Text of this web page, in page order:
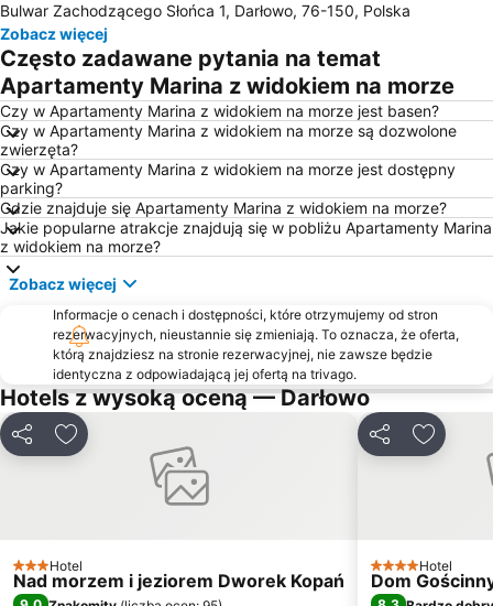
Plaża Wicie
Plaża Mielenko
Plaża Łazy
Plaża Ustronie Morskie
Lubiatowo
Panorama Morska
Plaża Bobolin
Plaża Dębina
Plaża Zachodnia
Plaża Orzechowo
Plaża wschodnia
Plaża Dąbkowice
Jezioro Jamno
Zatorze
Park Wodny JAN
Nadrzecze
Morskie
Westerplatte
Kretomino
Rokosowo
Jamno
Jezioro Rekowe
Śródmieście
Park Krajobrazowy Dolina Słupi
Raduszka
Bulwar Zachodzącego Słońca 1, Darłowo, 76-150, Polska
Zobacz więcej
Często zadawane pytania na temat
Apartamenty Marina z widokiem na morze
Czy w Apartamenty Marina z widokiem na morze jest basen?
Czy w Apartamenty Marina z widokiem na morze są dozwolone
zwierzęta?
Czy w Apartamenty Marina z widokiem na morze jest dostępny
parking?
Gdzie znajduje się Apartamenty Marina z widokiem na morze?
Jakie popularne atrakcje znajdują się w pobliżu Apartamenty Marina
z widokiem na morze?
Zobacz więcej
Informacje o cenach i dostępności, które otrzymujemy od stron
rezerwacyjnych, nieustannie się zmieniają. To oznacza, że oferta,
którą znajdziesz na stronie rezerwacyjnej, nie zawsze będzie
identyczna z odpowiadającą jej ofertą na trivago.
Hotels z wysoką oceną — Darłowo
UdostępnijDodaj do ulubionych
3 Kategoria
Hotel
Nad morzem i jeziorem Dworek Kopań
UdostępnijDodaj
4 Kategoria
Hotel
Dom